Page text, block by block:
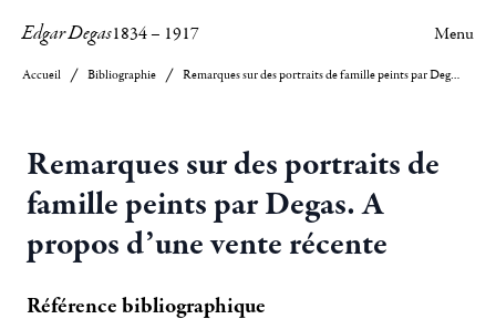
Edgar Degas1834– 1917 Menu
Accueil Bibliographie Remarques sur des portraits de famille peints par Degas. A propos d’une vente récente
Remarques sur des portraits de
famille peints par Degas. A
propos d’une vente récente
Référence bibliographique